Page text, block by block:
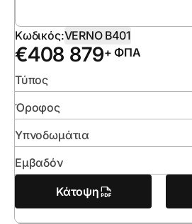
Κωδικός:VERNO B401
€408 879+ ΦΠΑ
Τύπος
Όροφος
Υπνοδωμάτια
Εμβαδόν
Κάτοψη